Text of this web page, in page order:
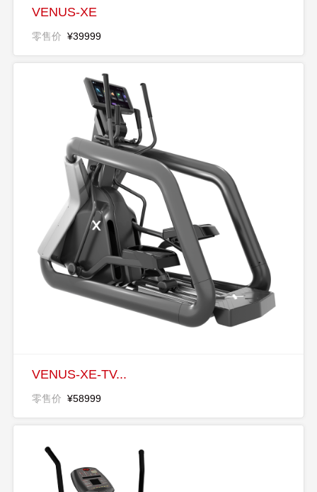
VENUS-XE
零售价 ¥39999
VENUS-XE-TV...
零售价 ¥58999